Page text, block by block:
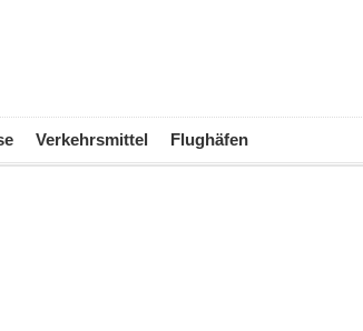
Verkehrsmittel Flughäfen